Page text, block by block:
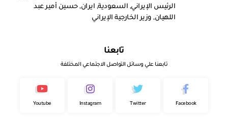
الرئيس الإيراني, السعودية,ايران,حسين أمير عبد
اللهيان,وزير الخارجية الإيراني
تابعنا
تابعنا علي وسائل التواصل الاجتماعي المختلفة
Facebook
Twitter
Instagram
Youtube